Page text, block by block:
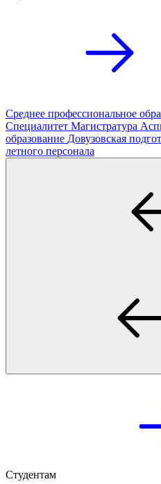
Среднее профессиональное
Специалитет Магистратура
образование Довузовская
летного персонала
Студентам